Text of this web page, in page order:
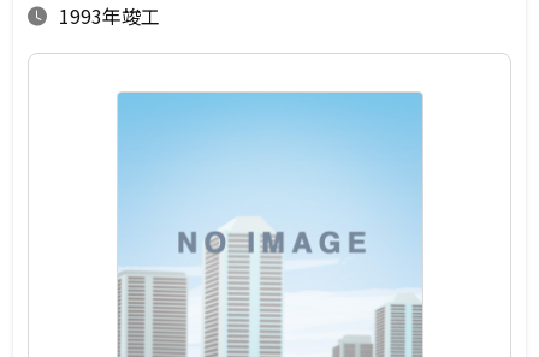
1993年竣工